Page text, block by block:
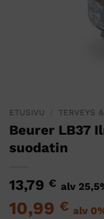
ETUSIVU TERVEYS
Beurer LB37
suodatin
13,79 € alv
10,99 € alv